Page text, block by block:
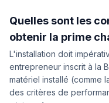
Quelles sont les
obtenir la prime
L'installation doit
entrepreneur inscrit à la
matériel installé (comme
des critères de